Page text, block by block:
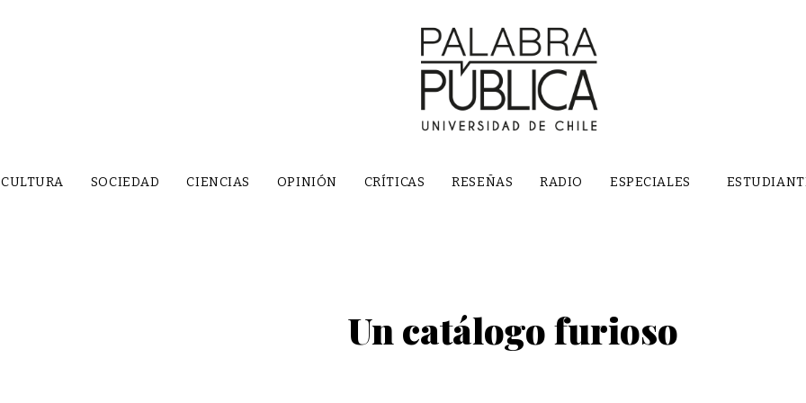
CULTURA SOCIEDAD CIENCIAS OPINIÓN CRÍTICAS RESEÑAS RADIO ESPECIALES
Un catálogo furioso